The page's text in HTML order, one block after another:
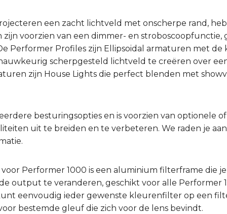
een zacht lichtveld met onscherpe rand,
zijn voorzien van een dimmer- en
Performer Profiles zijn Ellipsoidal armaturen met de
scherpgesteld lichtveld te creëren over
zijn House Lights die perfect blenden met
besturingsopties en is voorzien van optionele
uit te breiden en te verbeteren. We raden je
Performer 1000 is een aluminium filterframe die
output te veranderen, geschikt voor alle Performer
eenvoudig ieder gewenste kleurenfilter op een
bestemde gleuf die zich voor de lens bevindt.